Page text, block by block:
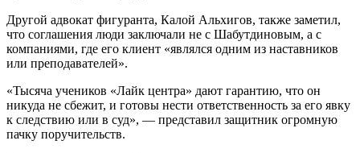
Другой адвокат фигуранта, Калой Альхигов, также заметил,
что соглашения люди заключали не с Шабутдиновым, а с
компаниями, где его клиент «являлся одним из наставников
или преподавателей».
«Тысяча учеников «Лайк центра» дают гарантию, что он
никуда не сбежит, и готовы нести ответственность за его явку
к следствию или в суд», — представил защитник огромную
пачку поручительств.